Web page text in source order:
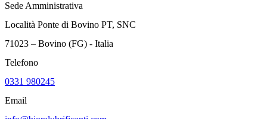
Sede Amministrativa
Località Ponte di Bovino PT, SNC
71023 – Bovino (FG) - Italia
Telefono
0331 980245
Email